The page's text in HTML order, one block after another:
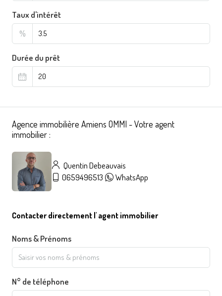
Taux d'intérêt
%
Durée du prêt
Agence immobilière Amiens OMMI - Votre agent
immobilier :
Quentin Debeauvais
0659496513
WhatsApp
Contacter directement l' agent immobilier
Noms & Prénoms
N° de téléphone